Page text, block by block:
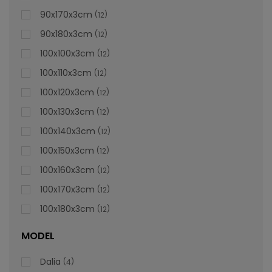
90x170x3cm 12
90x180x3cm 12
100x100x3cm 12
100x110x3cm 12
100x120x3cm 12
100x130x3cm 12
100x140x3cm 12
100x150x3cm 12
100x160x3cm 12
100x170x3cm 12
100x180x3cm 12
MODEL
Dalia 4